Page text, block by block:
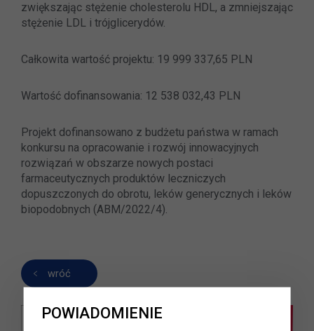
zwiększając stężenie cholesterolu HDL, a zmniejszając
stężenie LDL i trójglicerydów.
Całkowita wartość projektu: 19 999 337,65 PLN
Wartość dofinansowania: 12 538 032,43 PLN
Projekt dofinansowano z budżetu państwa w ramach
konkursu na opracowanie i rozwój innowacyjnych
rozwiązań w obszarze nowych postaci
farmaceutycznych produktów leczniczych
dopuszczonych do obrotu, leków generycznych i leków
biopodobnych (ABM/2022/4).
wróć
POWIADOMIENIE